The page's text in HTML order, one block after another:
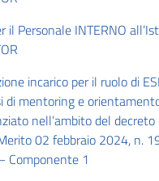
il Personale INTERNO
incarico per il ruolo di
di mentoring e
nell’ambito del
02 febbraio 2024, n.
Componente 1